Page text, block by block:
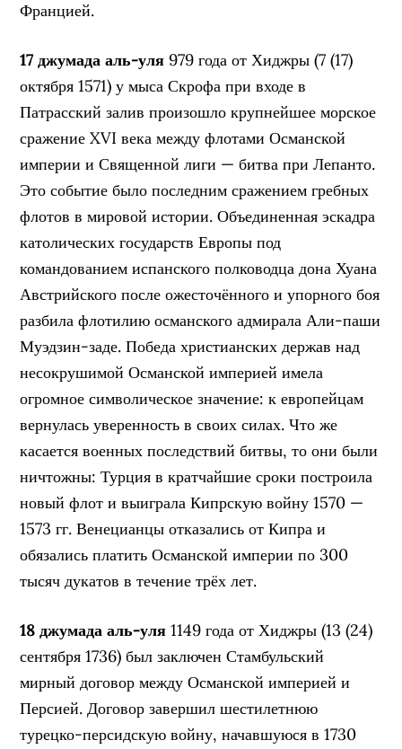
Францией.
17 джумада аль-уля 979 года от Хиджры (7 (17)
октября 1571) у мыса Скрофа при входе в
Патрасский залив произошло крупнейшее морское
сражение XVI века между флотами Османской
империи и Священной лиги — битва при Лепанто.
Это событие было последним сражением гребных
флотов в мировой истории. Объединенная эскадра
католических государств Европы под
командованием испанского полководца дона Хуана
Австрийского после ожесточённого и упорного боя
разбила флотилию османского адмирала Али-паши
Муэдзин-заде. Победа христианских держав над
несокрушимой Османской империей имела
огромное символическое значение: к европейцам
вернулась уверенность в своих силах. Что же
касается военных последствий битвы, то они были
ничтожны: Турция в кратчайшие сроки построила
новый флот и выиграла Кипрскую войну 1570 —
1573 гг. Венецианцы отказались от Кипра и
обязались платить Османской империи по 300
тысяч дукатов в течение трёх лет.
18 джумада аль-уля 1149 года от Хиджры (13 (24)
сентября 1736) был заключен Стамбульский
мирный договор между Османской империей и
Персией. Договор завершил шестилетнюю
турецко-персидскую войну, начавшуюся в 1730